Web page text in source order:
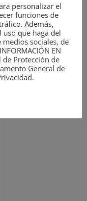
personalizar el
funciones de
Además,
que haga del
sociales, de
EN
de Protección de
General de